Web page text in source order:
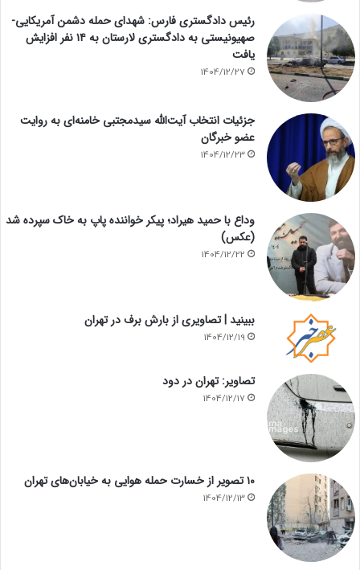
رئیس دادگستری فارس: شهدای حمله دشمن آمریکایی-
صهیونیستی به دادگستری لارستان به ۱۴ نفر افزایش
یافت
1404/12/27
جزئیات انتخاب آیت‌الله سیدمجتبی خامنه‌ای به روایت
عضو خبرگان
1404/12/23
وداع با حمید هیراد؛ پیکر خواننده پاپ به خاک سپرده شد
(عکس)
1404/12/22
ببینید | تصاویری از بارش برف در تهران
1404/12/19
تصاویر: تهران در دود
1404/12/17
۱۰ تصویر از خسارت حمله هوایی به خیابان‌های تهران
1404/12/13